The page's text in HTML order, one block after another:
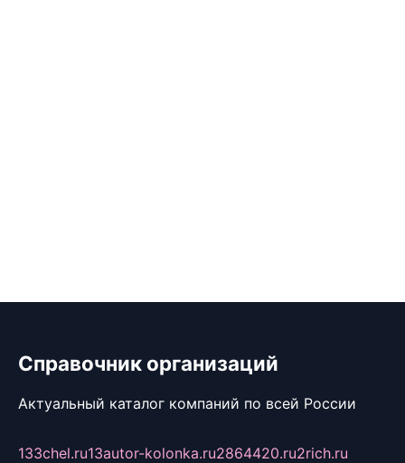
Справочник организаций
Актуальный каталог компаний по всей России
133chel.ru13autor-kolonka.ru2864420.ru2rich.ru